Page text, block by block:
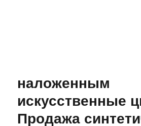
наложенным
искусственные
Продажа